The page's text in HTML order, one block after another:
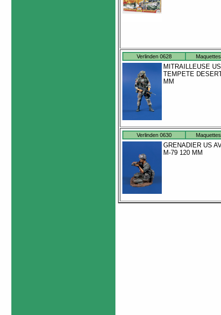
Verlinden 0628 Maquettes
MITRAILLEUSE US
TEMPETE
MM
Verlinden 0630 Maquettes
GRENADIER US
M-79 120 MM